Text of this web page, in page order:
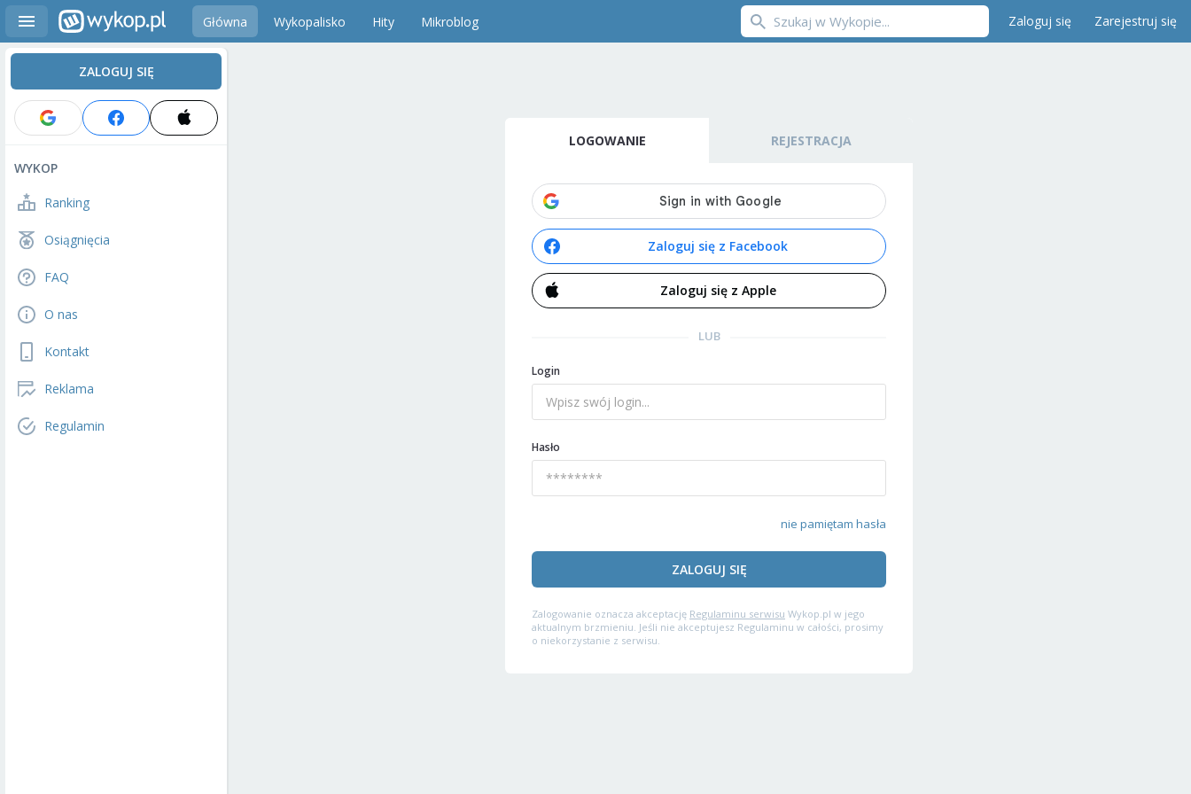
Główna Wykopalisko Hity Mikroblog Zaloguj się Zarejestruj się
ZALOGUJ SIĘ
WYKOP
Ranking
Osiągnięcia
FAQ
O nas
Kontakt
Reklama
Regulamin
LOGOWANIE REJESTRACJA
Zaloguj się z Facebook
Zaloguj się z Apple
LUB
Login
Hasło
nie pamiętam hasła
ZALOGUJ SIĘ
Zalogowanie oznacza akceptację Regulaminu serwisu Wykop.pl w jego
aktualnym brzmieniu. Jeśli nie akceptujesz Regulaminu w całości, prosimy
o niekorzystanie z serwisu.